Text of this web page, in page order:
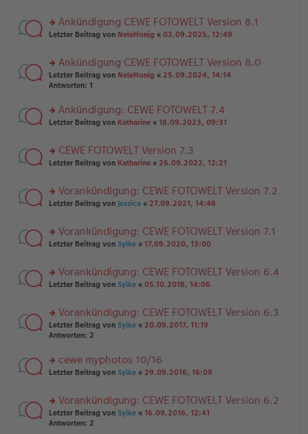
u
n
es
e
n
B
ei
tr
g
rs
u
n
g
es
e
n
B
ei
tr
g
Ankündigung CEWE FOTOWELT Version 8.1
Letzter Beitrag von NeleHonig « 03.09.2025, 12:49
rs
te
n
g
es
e
n
B
ei
tr
g
Ankündigung CEWE FOTOWELT Version 8.0
Letzter Beitrag von NeleHonig « 25.09.2024, 14:14
Antworten: 1
rs
u
n
es
e
B
ei
g
Ankündigung: CEWE FOTOWELT 7.4
Letzter Beitrag von Katharine « 18.09.2023, 09:31
rs
u
n
es
e
B
ei
g
CEWE FOTOWELT Version 7.3
Letzter Beitrag von Katharine « 26.09.2022, 12:21
rs
u
n
es
e
B
ei
tr
g
Vorankündigung: CEWE FOTOWELT Version 7.2
Letzter Beitrag von Jessica « 27.09.2021, 14:48
rs
u
n
es
e
n
B
ei
tr
g
Vorankündigung: CEWE FOTOWELT Version 7.1
Letzter Beitrag von Sylke « 17.09.2020, 13:00
rs
u
n
g
es
e
n
B
ei
tr
a
Vorankündigung: CEWE FOTOWELT Version 6.4
Letzter Beitrag von Sylke « 05.10.2018, 14:06
rs
te
n
g
es
e
n
er
Vorankündigung: CEWE FOTOWELT Version 6.3
Letzter Beitrag von Sylke « 20.09.2017, 11:19
Antworten: 2
rs
u
n
g
cewe myphotos 10/16
Letzter Beitrag von Sylke « 29.09.2016, 16:09
rs
te
Vorankündigung: CEWE FOTOWELT Version 6.2
Letzter Beitrag von Sylke « 16.09.2016, 12:41
Antworten: 2